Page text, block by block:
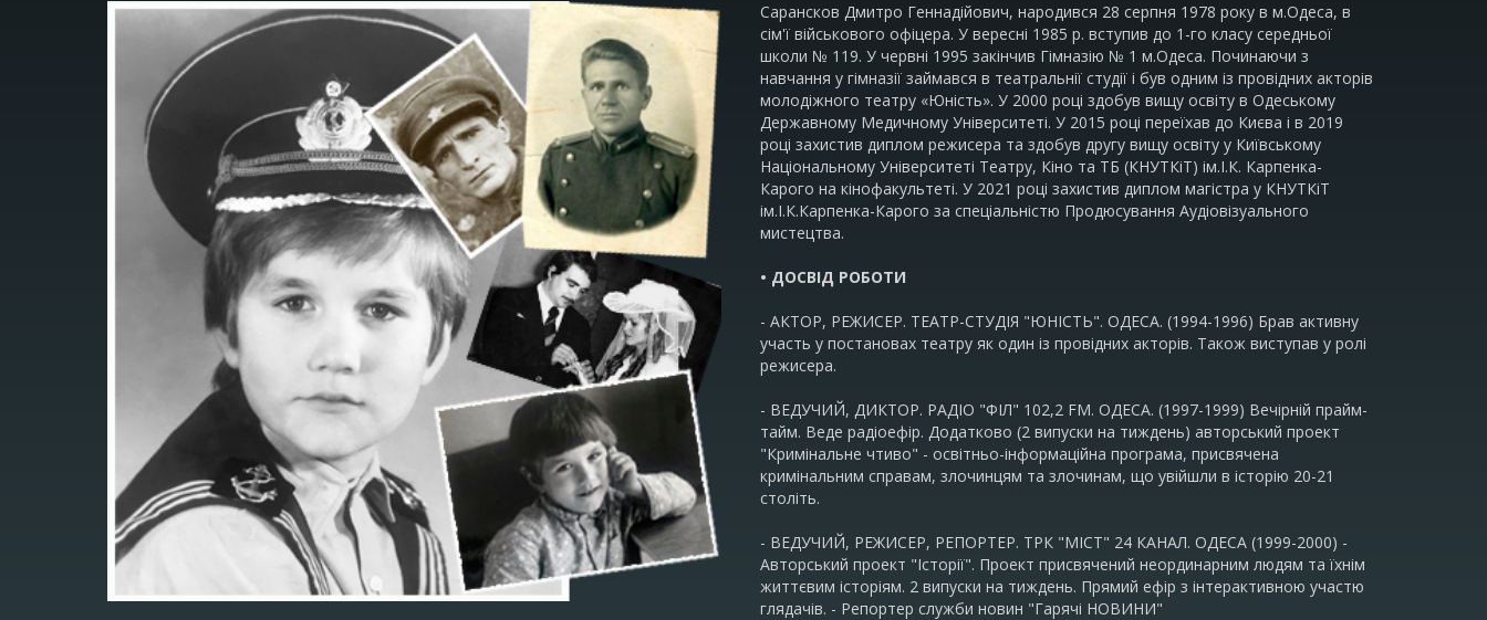
Сарансков Дмитро Геннадійович, народився 28 серпня 1978 року в м.Одеса, в
сім'ї військового офіцера. У вересні 1985 р. вступив до 1-го класу середньої
школи № 119. У червні 1995 закінчив Гімназію № 1 м.Одеса. Починаючи з
навчання у гімназії займався в театральнії студії і був одним із провідних акторів
молодіжного театру «Юність». У 2000 році здобув вищу освіту в Одеському
Державному Медичному Університеті. У 2015 році переїхав до Києва і в 2019
році захистив диплом режисера та здобув другу вищу освіту у Київському
Національному Університеті Театру, Кіно та ТБ (КНУТКіТ) ім.І.К. Карпенка-
Карого на кінофакультеті. У 2021 році захистив диплом магістра у КНУТКіТ
ім.І.К.Карпенка-Карого за спеціальністю Продюсування Аудіовізуального
мистецтва.
• ДОСВІД РОБОТИ
- АКТОР, РЕЖИСЕР. ТЕАТР-СТУДІЯ "ЮНІСТЬ". ОДЕСА. (1994-1996) Брав активну
участь у постановах театру як один із провідних акторів. Також виступав у ролі
режисера.
- ВЕДУЧИЙ, ДИКТОР. РАДІО "ФІЛ" 102,2 FM. ОДЕСА. (1997-1999) Вечірній прайм-
тайм. Веде радіоефір. Додатково (2 випуски на тиждень) авторський проект
"Кримінальне чтиво" - освітньо-інформаційна програма, присвячена
кримінальним справам, злочинцям та злочинам, що увійшли в історію 20-21
століть.
- ВЕДУЧИЙ, РЕЖИСЕР, РЕПОРТЕР. ТРК "МІСТ" 24 КАНАЛ. ОДЕСА (1999-2000) -
Авторський проект "Історії". Проект присвячений неординарним людям та їхнім
життєвим історіям. 2 випуски на тиждень. Прямий ефір з інтерактивною участю
глядачів. - Репортер служби новин "Гарячі НОВИНИ"